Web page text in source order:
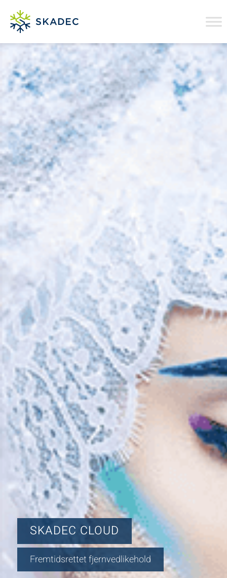
SKADEC CLOUD
Fremtidsrettet fjernvedlikehold